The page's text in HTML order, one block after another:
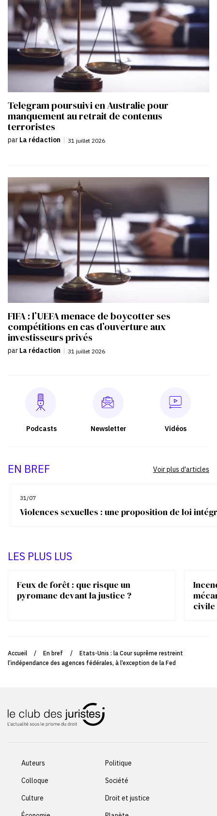
Telegram poursuivi en Australie pour
manquement au retrait de contenus
terroristes
par La rédaction 31 juillet 2026
FIFA : l’UEFA menace de boycotter ses
compétitions en cas d’ouverture aux
investisseurs privés
par La rédaction | 31 juillet 2026
Podcasts Newsletter Vidéos
EN BREF
31/07
Violences sexuelles : une proposition de loi
Voir plus d'articles
LES PLUS LUS
Feux de forêt : que risque un
pyromane devant la justice ?
Accueil / En bref /
Etats-Unis : la Cour suprême restreint
l’indépendance des agences fédérales, à l’exception de la Fed
Auteurs
Colloque
Culture
Politique
Société
Droit et justice